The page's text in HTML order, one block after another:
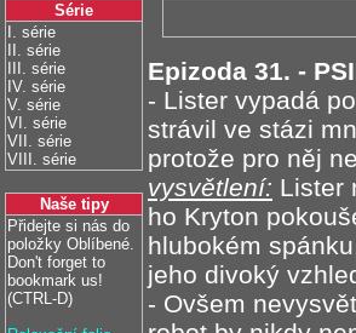
Série
I. série
II. série
III. série
IV. série
V. série
VI. série
VII. série
VIII. série
Naše tipy
Přidejte si nás do
položky Oblíbené.
Don't forget to
bookmark us!
(CTRL-D)
Epizoda 31. -
- Lister vypadá
strávil ve stázi
protože pro něj
vysvětlení: Lister
ho Kryton
hlubokém
jeho divoký
- Ovšem